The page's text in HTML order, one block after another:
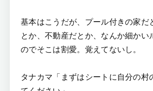
基本はこうだが、プール付きの家だ
とか、不動産だとか、なんか細かい
のでそこは割愛。覚えてないし。
タナカマ「まずはシートに自分の村